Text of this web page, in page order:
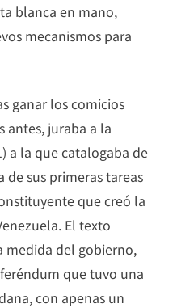
blanca en mano,
mecanismos para
ganar los comicios
antes, juraba a la
a la que catalogaba de
sus primeras tareas
que creó la
El texto
medida del gobierno,
que tuvo una
con apenas un